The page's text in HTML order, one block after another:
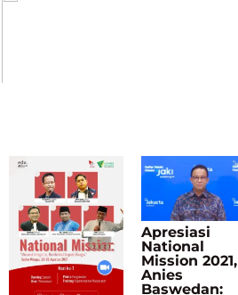
Apresiasi
National
Mission 2021,
Anies
Baswedan: